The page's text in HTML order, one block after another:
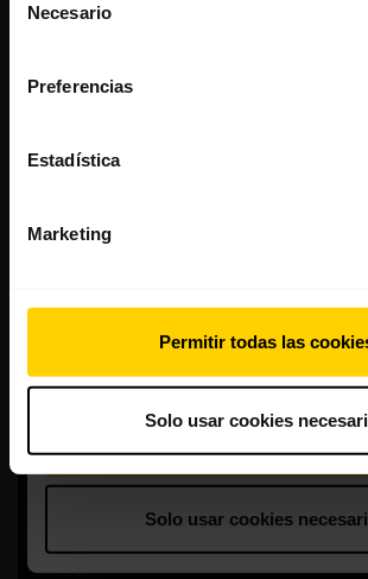
Necesario
Preferencias
Estadística
Marketing
Permitir todas las
Solo usar cookies